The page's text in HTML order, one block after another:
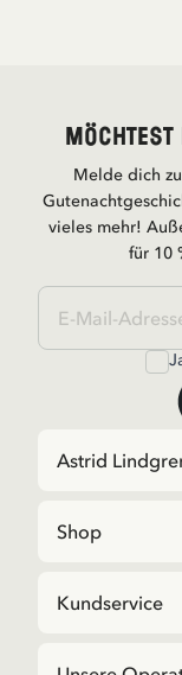
Melde dich
vieles mehr!
für 10
Astrid
Shop
Kundservice